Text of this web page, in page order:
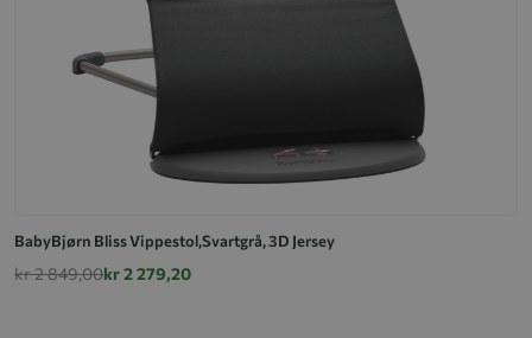
BabyBjørn Bliss Vippestol,Svartgrå, 3D Jersey
kr 2 849,00kr 2 279,20